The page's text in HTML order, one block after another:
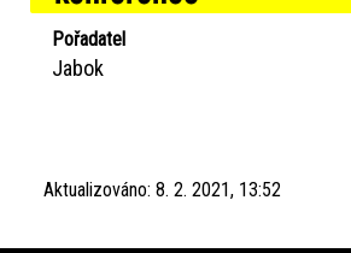
Pořadatel
Jabok
Aktualizováno: 8. 2. 2021, 13:52